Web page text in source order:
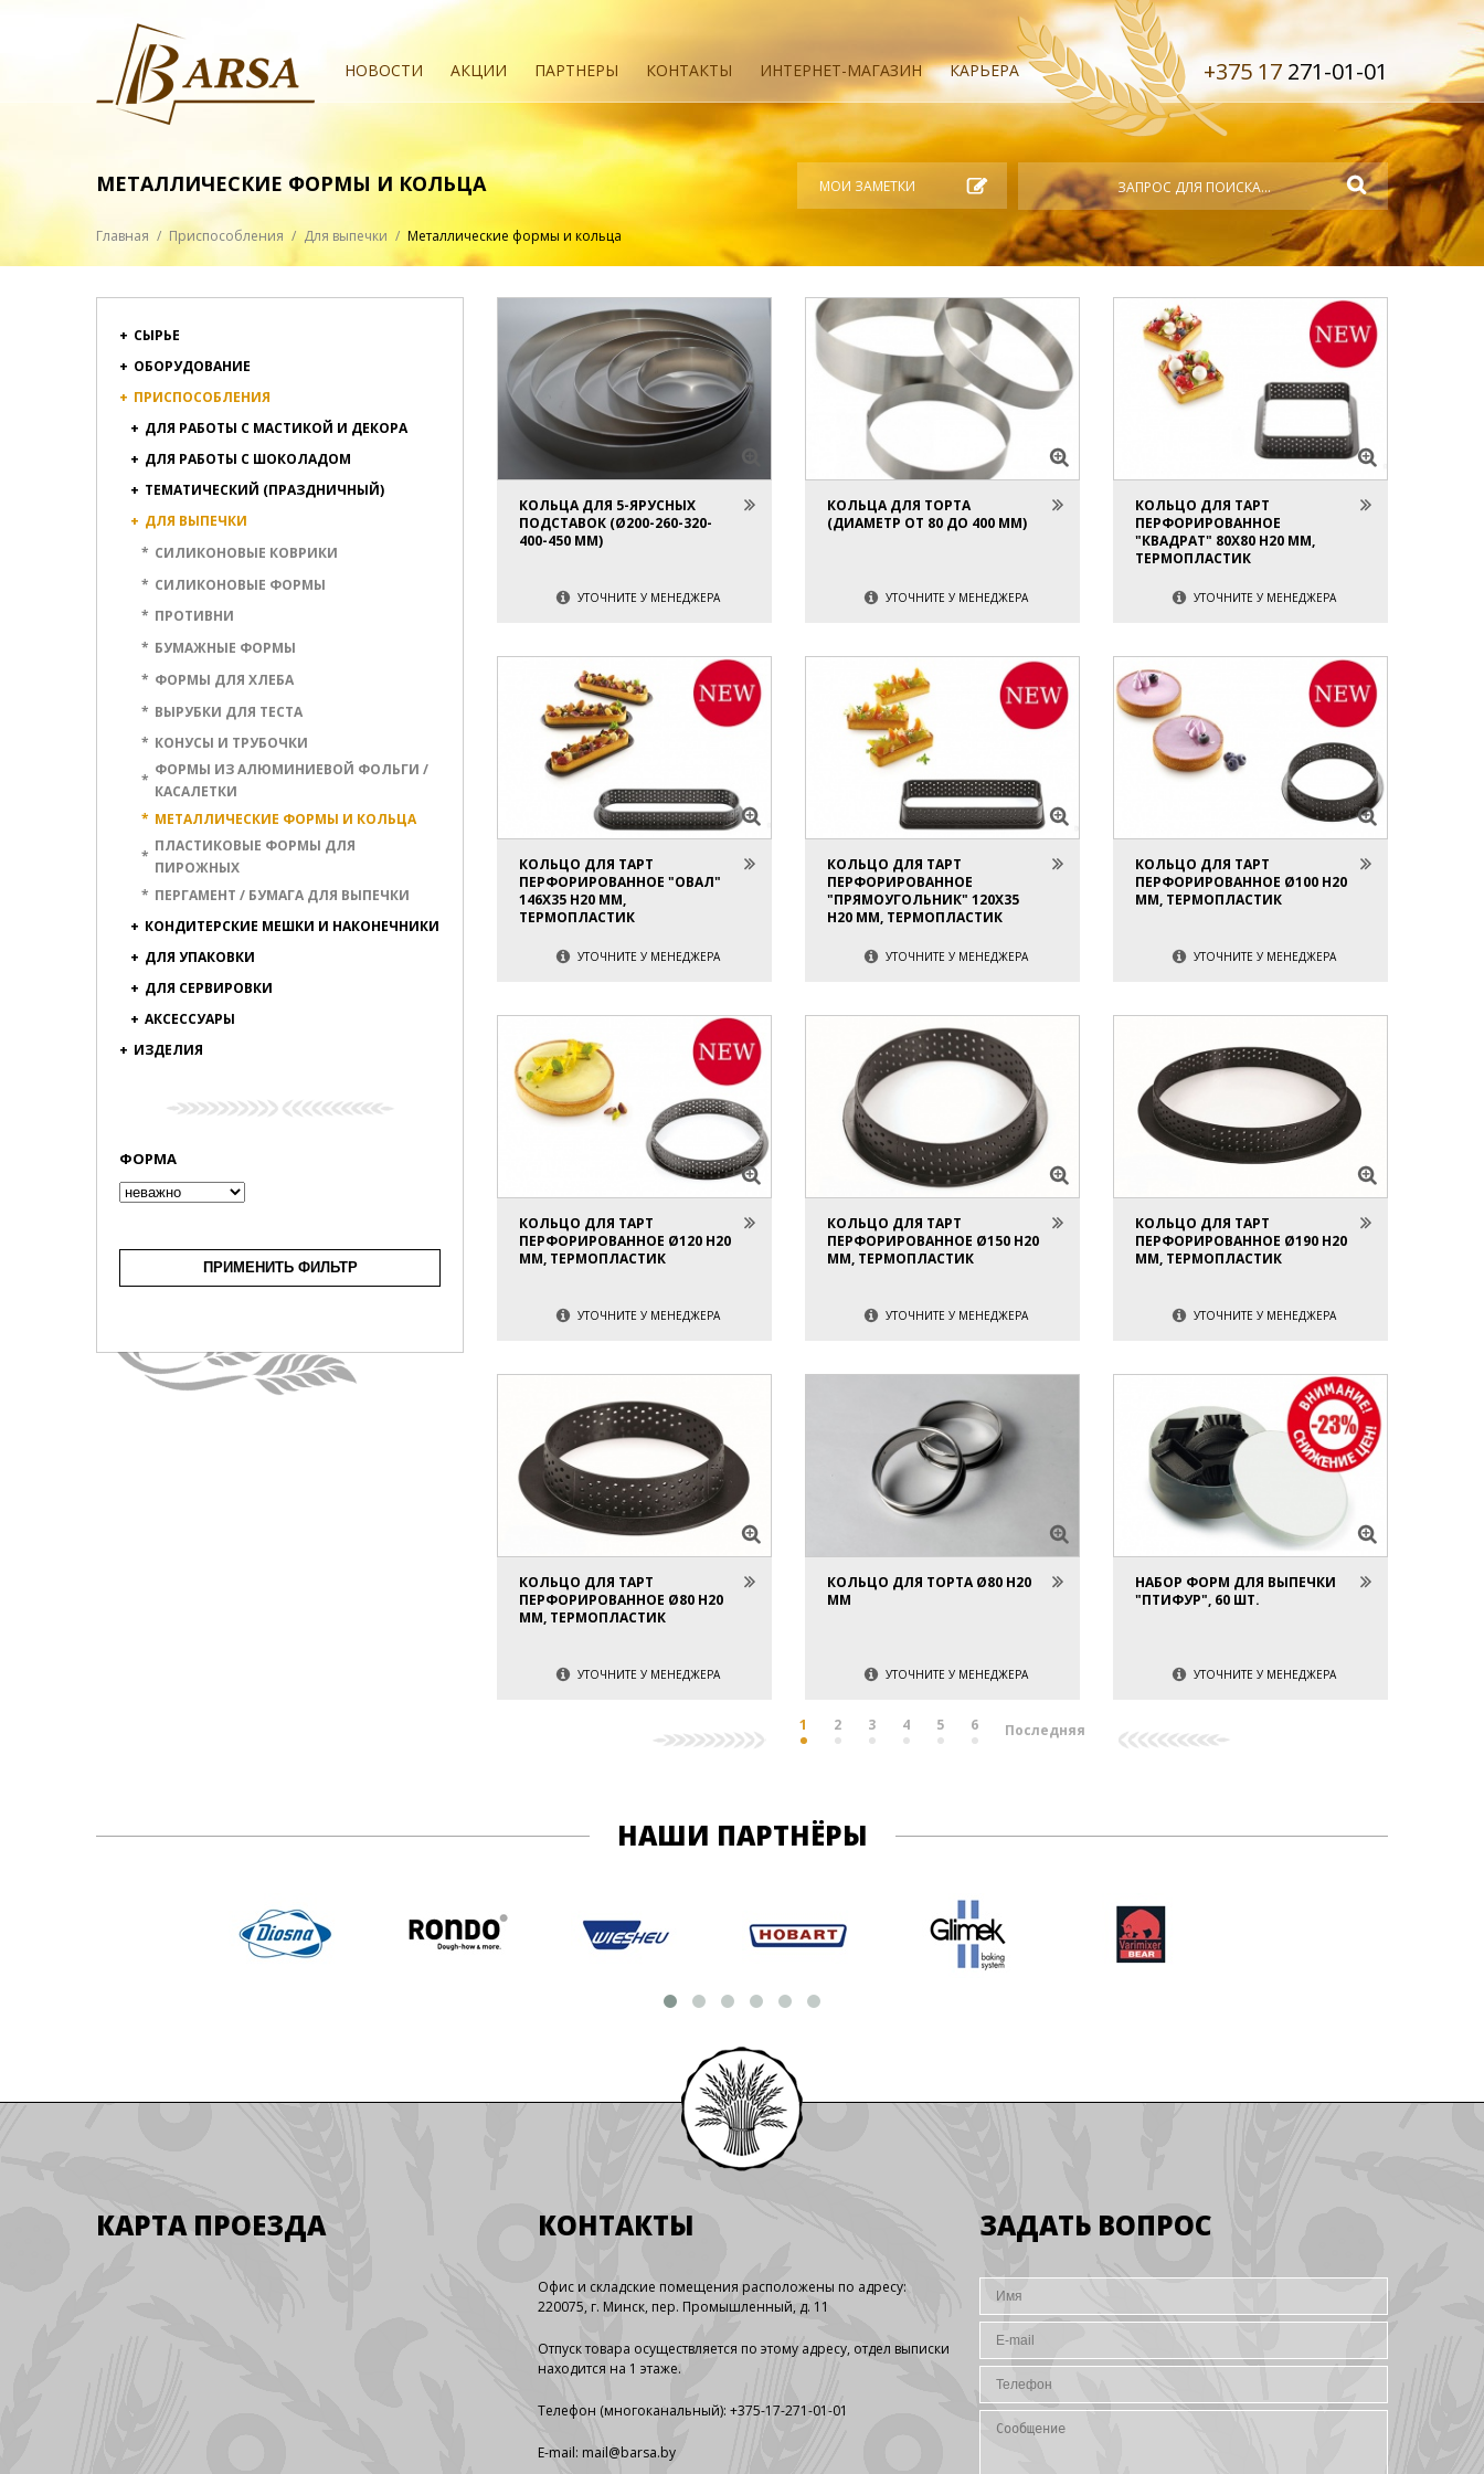
НОВОСТИ АКЦИИ ПАРТНЕРЫ КОНТАКТЫ ИНТЕРНЕТ-МАГАЗИН КАРЬЕРА +375 17 271-01-01
МЕТАЛЛИЧЕСКИЕ ФОРМЫ И КОЛЬЦА МОИ ЗАМЕТКИ
Главная / Приспособления / Для выпечки / Металлические формы и кольца
+ СЫРЬЕ
+ ОБОРУДОВАНИЕ
+ ПРИСПОСОБЛЕНИЯ
+ ДЛЯ РАБОТЫ С МАСТИКОЙ И ДЕКОРА
+ ДЛЯ РАБОТЫ С ШОКОЛАДОМ
+ ТЕМАТИЧЕСКИЙ (ПРАЗДНИЧНЫЙ)
+ ДЛЯ ВЫПЕЧКИ
* СИЛИКОНОВЫЕ КОВРИКИ
* СИЛИКОНОВЫЕ ФОРМЫ
* ПРОТИВНИ
* БУМАЖНЫЕ ФОРМЫ
* ФОРМЫ ДЛЯ ХЛЕБА
* ВЫРУБКИ ДЛЯ ТЕСТА
* КОНУСЫ И ТРУБОЧКИ
*
ФОРМЫ ИЗ АЛЮМИНИЕВОЙ ФОЛЬГИ /
КАСАЛЕТКИ
* МЕТАЛЛИЧЕСКИЕ ФОРМЫ И КОЛЬЦА
*
ПЛАСТИКОВЫЕ ФОРМЫ ДЛЯ
ПИРОЖНЫХ
* ПЕРГАМЕНТ / БУМАГА ДЛЯ ВЫПЕЧКИ
+ КОНДИТЕРСКИЕ МЕШКИ И НАКОНЕЧНИКИ
+ ДЛЯ УПАКОВКИ
+ ДЛЯ СЕРВИРОВКИ
+ АКСЕССУАРЫ
+ ИЗДЕЛИЯ
ФОРМА
ПРИМЕНИТЬ ФИЛЬТР
КОЛЬЦА ДЛЯ 5-ЯРУСНЫХ
ПОДСТАВОК (Ø200-260-320-
400-450 ММ)
УТОЧНИТЕ У МЕНЕДЖЕРА
КОЛЬЦА ДЛЯ ТОРТА
(ДИАМЕТР ОТ 80 ДО 400 ММ)
УТОЧНИТЕ У МЕНЕДЖЕРА
КОЛЬЦО ДЛЯ ТАРТ
ПЕРФОРИРОВАННОЕ
"КВАДРАТ" 80Х80 H20 ММ,
ТЕРМОПЛАСТИК
УТОЧНИТЕ У МЕНЕДЖЕРА
КОЛЬЦО ДЛЯ ТАРТ
ПЕРФОРИРОВАННОЕ "ОВАЛ"
146Х35 H20 ММ,
ТЕРМОПЛАСТИК
УТОЧНИТЕ У МЕНЕДЖЕРА
КОЛЬЦО ДЛЯ ТАРТ
ПЕРФОРИРОВАННОЕ
"ПРЯМОУГОЛЬНИК" 120Х35
H20 ММ, ТЕРМОПЛАСТИК
УТОЧНИТЕ У МЕНЕДЖЕРА
КОЛЬЦО ДЛЯ ТАРТ
ПЕРФОРИРОВАННОЕ Ø100 H20
ММ, ТЕРМОПЛАСТИК
УТОЧНИТЕ У МЕНЕДЖЕРА
КОЛЬЦО ДЛЯ ТАРТ
ПЕРФОРИРОВАННОЕ Ø120 H20
ММ, ТЕРМОПЛАСТИК
УТОЧНИТЕ У МЕНЕДЖЕРА
КОЛЬЦО ДЛЯ ТАРТ
ПЕРФОРИРОВАННОЕ Ø150 H20
ММ, ТЕРМОПЛАСТИК
УТОЧНИТЕ У МЕНЕДЖЕРА
КОЛЬЦО ДЛЯ ТАРТ
ПЕРФОРИРОВАННОЕ Ø190 H20
ММ, ТЕРМОПЛАСТИК
УТОЧНИТЕ У МЕНЕДЖЕРА
КОЛЬЦО ДЛЯ ТАРТ
ПЕРФОРИРОВАННОЕ Ø80 H20
ММ, ТЕРМОПЛАСТИК
УТОЧНИТЕ У МЕНЕДЖЕРА
КОЛЬЦО ДЛЯ ТОРТА Ø80 H20
ММ
УТОЧНИТЕ У МЕНЕДЖЕРА
НАБОР ФОРМ ДЛЯ ВЫПЕЧКИ
"ПТИФУР", 60 ШТ.
УТОЧНИТЕ У МЕНЕДЖЕРА
1 2 3 4 5 6 Последняя
НАШИ ПАРТНЁРЫ
КАРТА ПРОЕЗДА КОНТАКТЫ
Офис и складские помещения расположены по адресу:
220075, г. Минск, пер. Промышленный, д. 11
Отпуск товара осуществляется по этому адресу, отдел выписки
находится на 1 этаже.
Телефон (многоканальный): +375-17-271-01-01
E-mail: mail@barsa.by
ЗАДАТЬ ВОПРОС